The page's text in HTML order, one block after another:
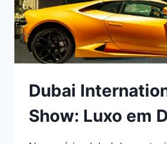
Dubai
Show: Luxo em